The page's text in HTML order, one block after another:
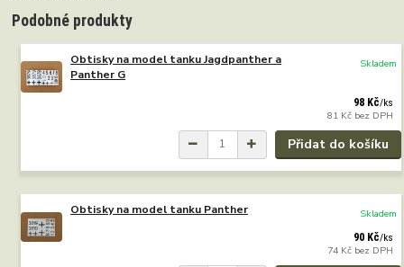
Podobné produkty
Obtisky na model tanku Jagdpanther a
Panther G
98 Kč/ks
81 Kč bez DPH
Skladem
Přidat do košíku
Obtisky na model tanku Panther
90 Kč/ks
74 Kč bez DPH
Skladem